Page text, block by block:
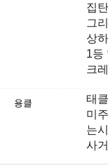
집
그
상
1등
크
용클
태
미
는
사